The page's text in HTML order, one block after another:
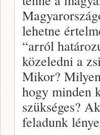
lehetne
“arról
közeledni a
Mikor?
hogy minden
szükséges?
feladunk